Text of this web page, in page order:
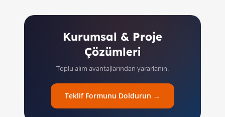
Kurumsal & Proje
Çözümleri
Toplu alım avantajlarından yararlanın.
Teklif Formunu Doldurun →